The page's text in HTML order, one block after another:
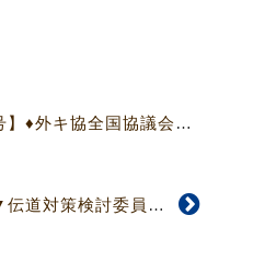
【4897・98号】♦外キ協全国協議会♦ 「多民族・多文化共生」を主題に、広島にて
【4897・98号】▼伝道対策検討委員会▲ 「基本方針」具体化・「機構改定」議案化